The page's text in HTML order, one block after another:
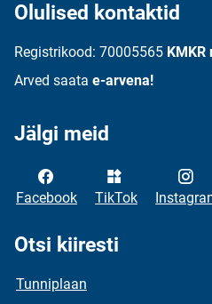
Olulised kontaktid
Registrikood: 70005565 KMKR
Arved saata e-arvena!
Jälgi meid
Facebook TikTok
Otsi kiiresti
Tunniplaan